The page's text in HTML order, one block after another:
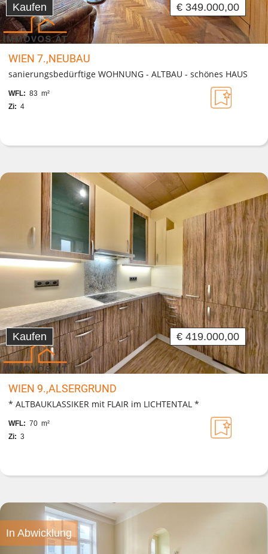
Kaufen € 349.000,00
WIEN 7.,NEUBAU
sanierungsbedürftige WOHNUNG - ALTBAU - schönes HAUS
WFL: 83 m²
Zi: 4
Kaufen € 419.000,00
WIEN 9.,ALSERGRUND
* ALTBAUKLASSIKER mit FLAIR im LICHTENTAL *
WFL: 70 m²
Zi: 3
In Abwicklung